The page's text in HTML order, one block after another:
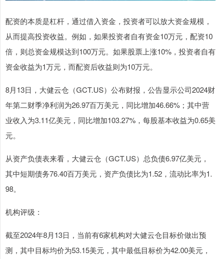
配资的本质是杠杆，通过借入资金，投资者可以放大资金规模，
从而提高投资收益。例如，如果投资者自有资金10万元，配资10
倍，则总资金规模达到100万元。如果股票上涨10%，投资者自有
资金收益为1万元，而配资后收益则为10万元。
8月13日，大健云仓（GCT.US）公布财报，公告显示公司2024财
年第二财季净利润为26.97百万美元，同比增加46.66%；其中营
业收入为3.11亿美元，同比增加103.27%，每股基本收益为0.65美
元。
从资产负债表来看，大健云仓（GCT.US）总负债6.97亿美元，
其中短期债务76.40百万美元，资产负债比为1.52，流动比率为1.
98。
机构评级：
截至2024年8月13日，当前有6家机构对大健云仓目标价做出预
测，其中目标均价为53.15美元，其中最低目标价为42.00美元，